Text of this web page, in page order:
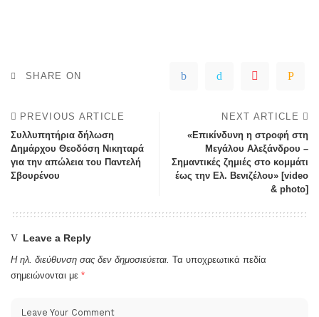
SHARE ON
PREVIOUS ARTICLE
Συλλυπητήρια δήλωση
Δημάρχου Θεοδόση Νικηταρά
για την απώλεια του Παντελή
Σβουρένου
NEXT ARTICLE
«Επικίνδυνη η στροφή στη
Μεγάλου Αλεξάνδρου –
Σημαντικές ζημιές στο κομμάτι
έως την Ελ. Βενιζέλου» [video
& photo]
Leave a Reply
Η ηλ. διεύθυνση σας δεν δημοσιεύεται. Τα υποχρεωτικά πεδία
σημειώνονται με *